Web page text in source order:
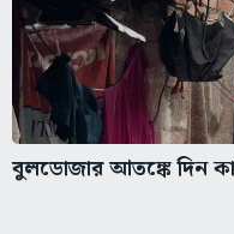
বুলডোজার আতঙ্কে দিন